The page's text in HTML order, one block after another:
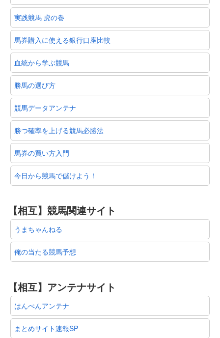
実践競馬 虎の巻
馬券購入に使える銀行口座比較
血統から学ぶ競馬
勝馬の選び方
競馬データアンテナ
勝つ確率を上げる競馬必勝法
馬券の買い方入門
今日から競馬で儲けよう！
【相互】競馬関連サイト
うまちゃんねる
俺の当たる競馬予想
【相互】アンテナサイト
はんぺんアンテナ
まとめサイト速報SP